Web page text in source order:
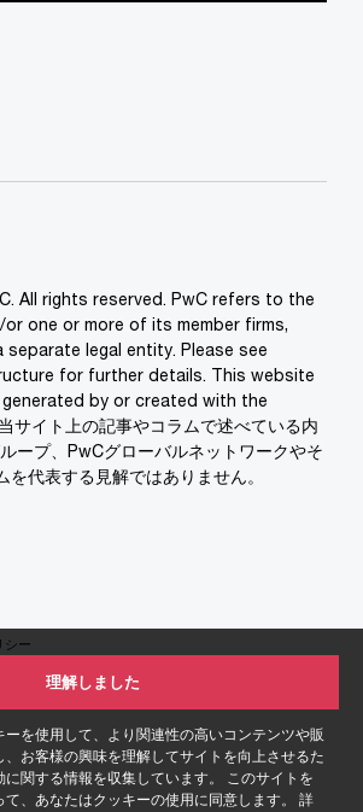
ーを使用して、より関連性の高いコンテンツや販
お客様の興味を理解してサイトを向上させるた
関する情報を収集しています。 このサイトを
、あなたはクッキーの使用に同意します。 詳
理解しました
All rights reserved. PwC refers to the
one or more of its member firms,
separate legal entity. Please see
for further details. This website
by or created with the
サイト上の記事やコラムで述べている内
ープ、PwCグローバルネットワークやそ
を代表する見解ではありません。
シー